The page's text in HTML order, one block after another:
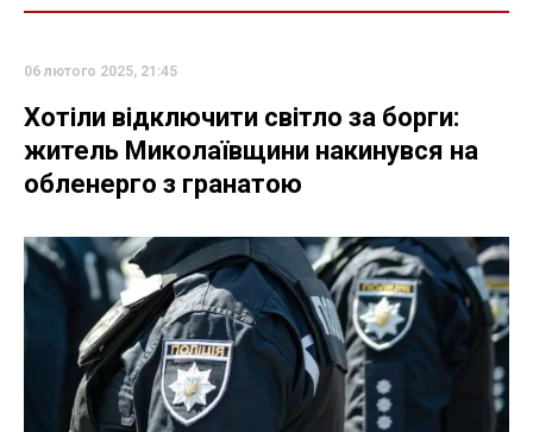
06 лютого 2025, 21:45
Хотіли відключити світло за борги:
житель Миколаївщини накинувся на
обленерго з гранатою